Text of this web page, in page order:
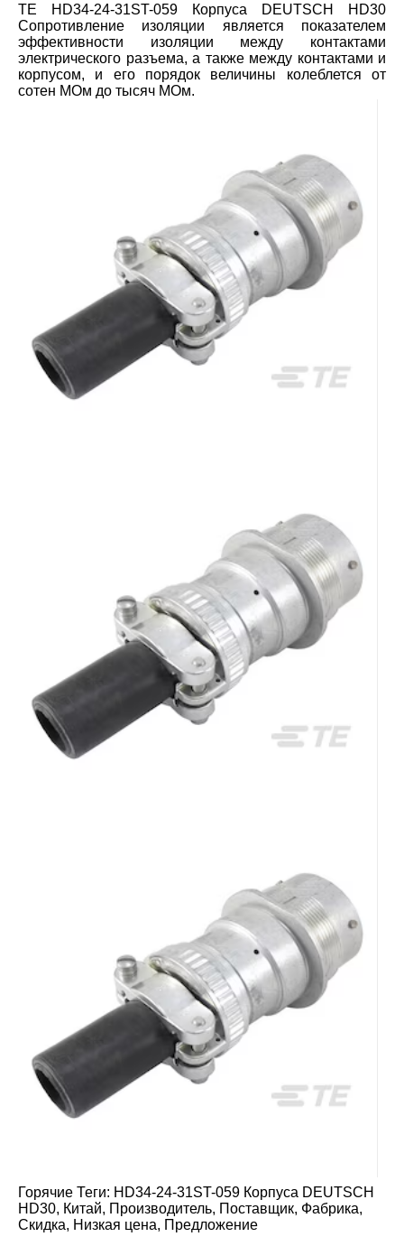
TE HD34-24-31ST-059 Корпуса DEUTSCH HD30
Сопротивление изоляции является показателем
эффективности изоляции между контактами
электрического разъема, а также между контактами и
корпусом, и его порядок величины колеблется от
сотен МОм до тысяч МОм.
Горячие Теги: HD34-24-31ST-059 Корпуса DEUTSCH
HD30, Китай, Производитель, Поставщик, Фабрика,
Скидка, Низкая цена, Предложение